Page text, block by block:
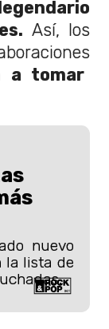
Así, los
a tomar
nuevo
la lista de